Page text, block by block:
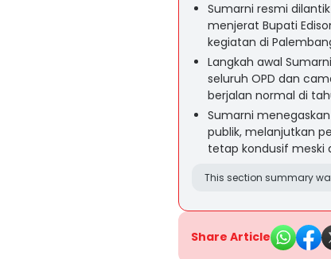
Sumarni resmi
menjerat Bupati
kegiatan di
Langkah awal
seluruh OPD dan
berjalan normal di
Sumarni
publik, melanjutkan
tetap kondusif meski
This section summary
Share Article